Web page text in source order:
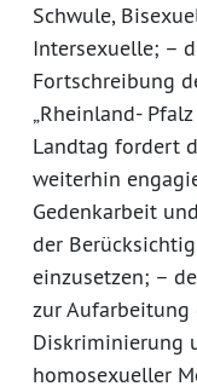
Schwule,
Intersexuelle; –
Fortschreibung
„Rheinland-
Landtag fordert
weiterhin
Gedenkarbeit
der
einzusetzen; –
zur Aufarbeitung
Diskriminierung
homosexueller